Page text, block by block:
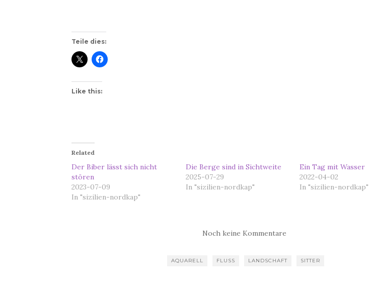
Teile dies:
Like this:
Related
Der Biber lässt sich nicht
stören
2023-07-09
In "sizilien-nordkap"
Die Berge sind in Sichtweite
2025-07-29
In "sizilien-nordkap"
Ein Tag mit Wasser
2022-04-02
In "sizilien-nordkap"
Noch keine Kommentare
AQUARELL FLUSS LANDSCHAFT SITTER